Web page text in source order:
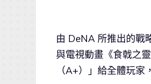
由 DeNA 所推出的戰
與電視動畫《食戟之
（A+）」給全體玩